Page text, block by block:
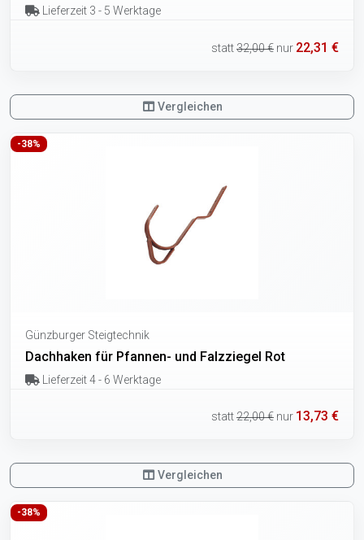
Lieferzeit 3 - 5 Werktage
statt32,00 € nur 22,31 €
Vergleichen
-38%
Günzburger Steigtechnik
Dachhaken für Pfannen- und Falzziegel Rot
Lieferzeit 4 - 6 Werktage
statt22,00 € nur 13,73 €
Vergleichen
-38%